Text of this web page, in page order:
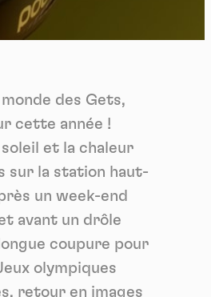
des Gets,
cette année !
et la chaleur
sur la station haut-
un week-end
avant un drôle
coupure pour
olympiques
retour en images